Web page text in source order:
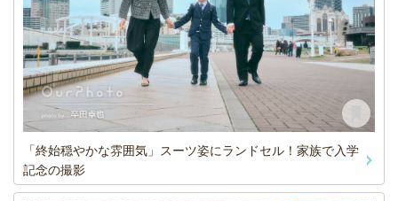
「終始穏やかな雰囲気」スーツ姿にランドセル！家族で入学
記念の撮影